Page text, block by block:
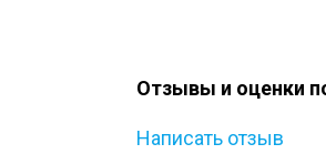
Отзывы и оценки
Написать отзыв